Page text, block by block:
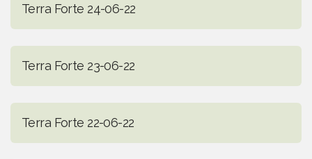
Terra Forte 24-06-22
Terra Forte 23-06-22
Terra Forte 22-06-22